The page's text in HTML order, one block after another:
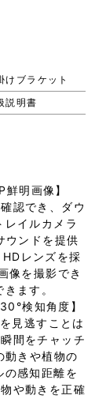
けブラケット
説明書
明画像】
認でき、ダウ
イルカメラ
ウンドを提供
レンズを採
像を撮影でき
ます。
検知角度】
見逃すことは
間をチャッチ
動きや植物の
感知距離を
や動きを正確